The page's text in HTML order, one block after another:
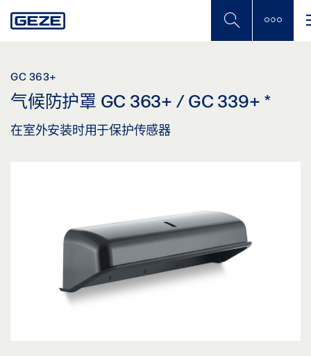
to
GC 363+
气候防护罩 GC 363+ / GC 339+ *
在室外安装时用于保护传感器